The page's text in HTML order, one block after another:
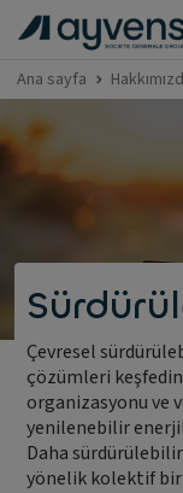
Ana sayfa
Çevresel
çözümleri
organizasyonu ve
yenilenebilir
Daha
yönelik kolektif bir